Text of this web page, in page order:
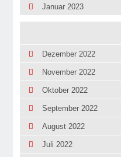
Januar 2023
Dezember 2022
November 2022
Oktober 2022
September 2022
August 2022
Juli 2022